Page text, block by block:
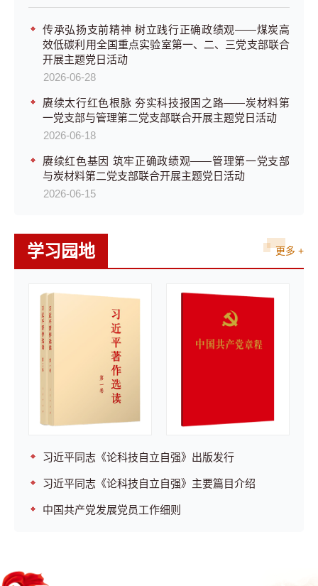
传承弘扬支前精神 树立践行正确政绩观——煤炭高
效低碳利用全国重点实验室第一、二、三党支部联合
开展主题党日活动
2026-06-28
赓续太行红色根脉 夯实科技报国之路——炭材料第
一党支部与管理第二党支部联合开展主题党日活动
2026-06-18
赓续红色基因 筑牢正确政绩观——管理第一党支部
与炭材料第二党支部联合开展主题党日活动
2026-06-15
学习园地 更多 +
习近平同志《论科技自立自强》出版发行
习近平同志《论科技自立自强》主要篇目介绍
中国共产党发展党员工作细则